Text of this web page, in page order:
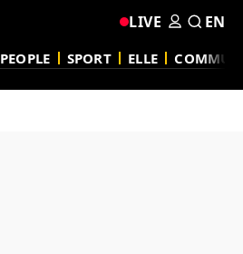
PEOPLE SPORT ELLE
LIVE EN